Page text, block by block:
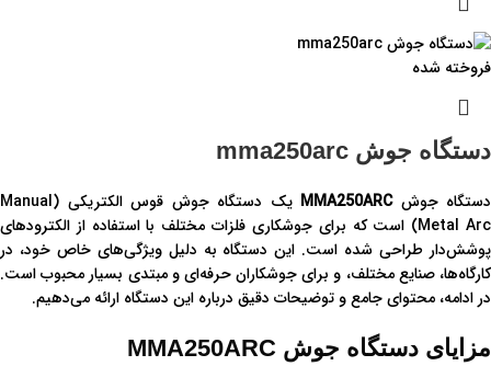
فروخته شده
دستگاه جوش mma250arc
دستگاه جوشMMA250ARC
یک دستگاه جوش قوس الکتریکی (Manual
Metal Arc) است که برای جوشکاری فلزات مختلف با استفاده از الکترودهای
پوشش‌دار طراحی شده است. این دستگاه به دلیل ویژگی‌های خاص خود، در
کارگاه‌ها، صنایع مختلف، و برای جوشکاران حرفه‌ای و مبتدی بسیار محبوب است.
در ادامه، محتوای جامع و توضیحات دقیق درباره این دستگاه ارائه می‌دهیم.
مزایای دستگاه جوش MMA250ARC